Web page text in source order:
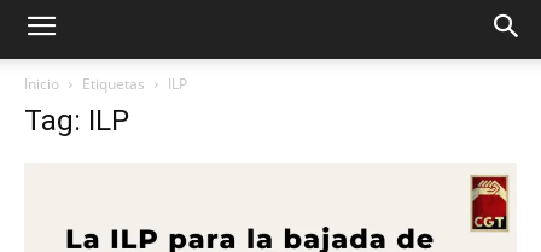
Inicio Etiquetas ILP
Tag: ILP